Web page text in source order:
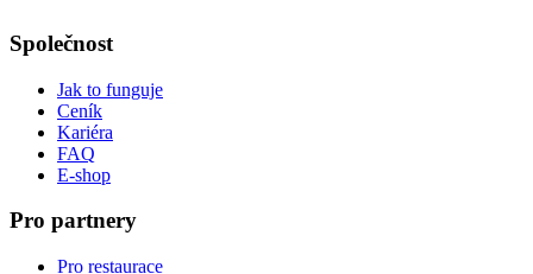
Společnost
Jak to funguje
Ceník
Kariéra
FAQ
E-shop
Pro partnery
Pro restaurace